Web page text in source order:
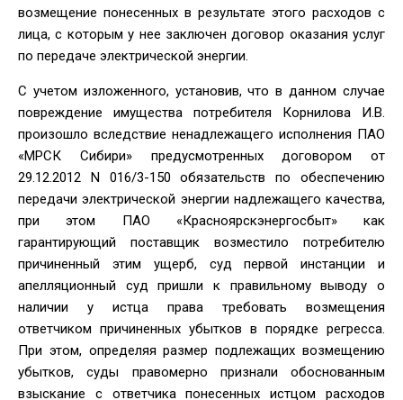
возмещение понесенных в результате этого расходов с
лица, с которым у нее заключен договор оказания услуг
по передаче электрической энергии.
С учетом изложенного, установив, что в данном случае
повреждение имущества потребителя Корнилова И.В.
произошло вследствие ненадлежащего исполнения ПАО
«МРСК Сибири» предусмотренных договором от
29.12.2012 N 016/3-150 обязательств по обеспечению
передачи электрической энергии надлежащего качества,
при этом ПАО «Красноярскэнергосбыт» как
гарантирующий поставщик возместило потребителю
причиненный этим ущерб, суд первой инстанции и
апелляционный суд пришли к правильному выводу о
наличии у истца права требовать возмещения
ответчиком причиненных убытков в порядке регресса.
При этом, определяя размер подлежащих возмещению
убытков, суды правомерно признали обоснованным
взыскание с ответчика понесенных истцом расходов